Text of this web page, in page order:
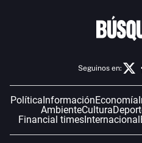
Seguinos en:
Política InformaciónEconomía
AmbienteCultura
Financial timesInternacional